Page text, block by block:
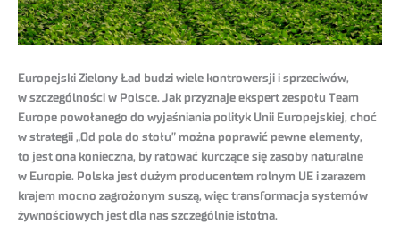
Europejski Zielony Ład budzi wiele kontrowersji i sprzeciwów,
w szczególności w Polsce. Jak przyznaje ekspert zespołu Team
Europe powołanego do wyjaśniania polityk Unii Europejskiej, choć
w strategii „Od pola do stołu” można poprawić pewne elementy,
to jest ona konieczna, by ratować kurczące się zasoby naturalne
w Europie. Polska jest dużym producentem rolnym UE i zarazem
krajem mocno zagrożonym suszą, więc transformacja systemów
żywnościowych jest dla nas szczególnie istotna.